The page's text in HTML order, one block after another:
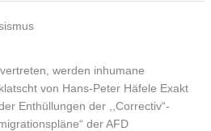
werden inhumane
von Hans-Peter Häfele Exakt
Enthüllungen der ,,Correctiv“-
der AFD